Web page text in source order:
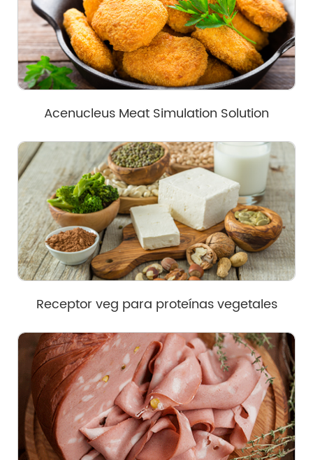
Acenucleus Meat Simulation Solution
Receptor veg para proteínas vegetales